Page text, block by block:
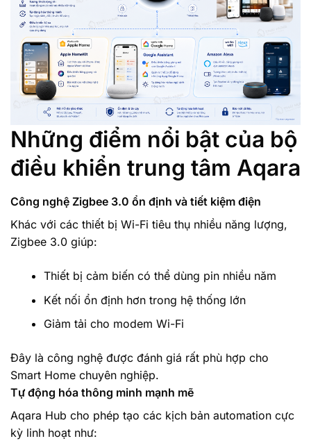
Những điểm nổi bật của bộ
điều khiển trung tâm Aqara
Công nghệ Zigbee 3.0 ổn định và tiết kiệm điện
Khác với các thiết bị Wi-Fi tiêu thụ nhiều năng lượng,
Zigbee 3.0 giúp:
Thiết bị cảm biến có thể dùng pin nhiều năm
Kết nối ổn định hơn trong hệ thống lớn
Giảm tải cho modem Wi-Fi
Đây là công nghệ được đánh giá rất phù hợp cho
Smart Home chuyên nghiệp.
Tự động hóa thông minh mạnh mẽ
Aqara Hub cho phép tạo các kịch bản automation cực
kỳ linh hoạt như: